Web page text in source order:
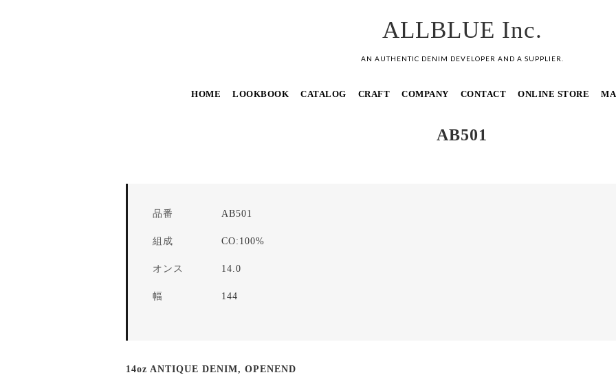
ALLBLUE Inc.
AN AUTHENTIC DENIM DEVELOPER AND A SUPPLIER.
HOME LOOKBOOK CATALOG CRAFT COMPANY CONTACT ONLINE STORE
AB501
品番 AB501
組成 CO:100%
オンス 14.0
幅 144
14oz ANTIQUE DENIM, OPENEND